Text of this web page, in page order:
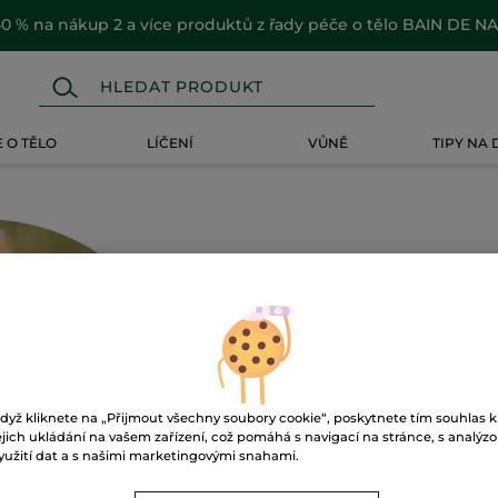
% na nákup 2 a více produktů z řady péče o tělo BAIN DE
O TĚLO LÍČENÍ VŮNĚ TIPY NA
Ups!
kliknete na „Přijmout všechny soubory cookie“, poskytnete tím souhlas k
ukládání na vašem zařízení, což pomáhá s navigací na stránce, s
dat a s našimi marketingovými snahami.